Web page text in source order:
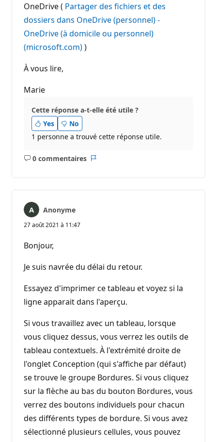
OneDrive ( Partager des fichiers et des
dossiers dans OneDrive (personnel) -
OneDrive (à domicile ou personnel)
(microsoft.com))
À vous lire,
Marie
Cette réponse a-t-elle été utile ?
Yes
No
1 personne a trouvé cette réponse utile.
0 commentaires
Aucun
Anonyme
27 août 2021 à 11:47
Bonjour,
Je suis navrée du délai du retour.
Essayez d'imprimer ce tableau et voyez si la
ligne apparait dans l'aperçu.
Si vous travaillez avec un tableau, lorsque
vous cliquez dessus, vous verrez les outils de
tableau contextuels. À l'extrémité droite de
l'onglet Conception (qui s'affiche par défaut)
se trouve le groupe Bordures. Si vous cliquez
sur la flèche au bas du bouton Bordures, vous
verrez des boutons individuels pour chacun
des différents types de bordure. Si vous avez
sélectionné plusieurs cellules, vous pouvez